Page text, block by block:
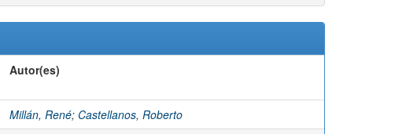
Autor(es)
Millán, René; Castellanos, Roberto